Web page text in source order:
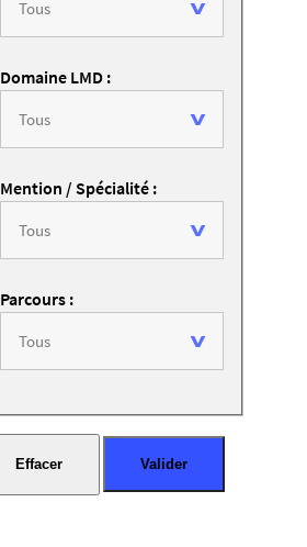
Domaine LMD :
Mention / Spécialité :
Parcours :